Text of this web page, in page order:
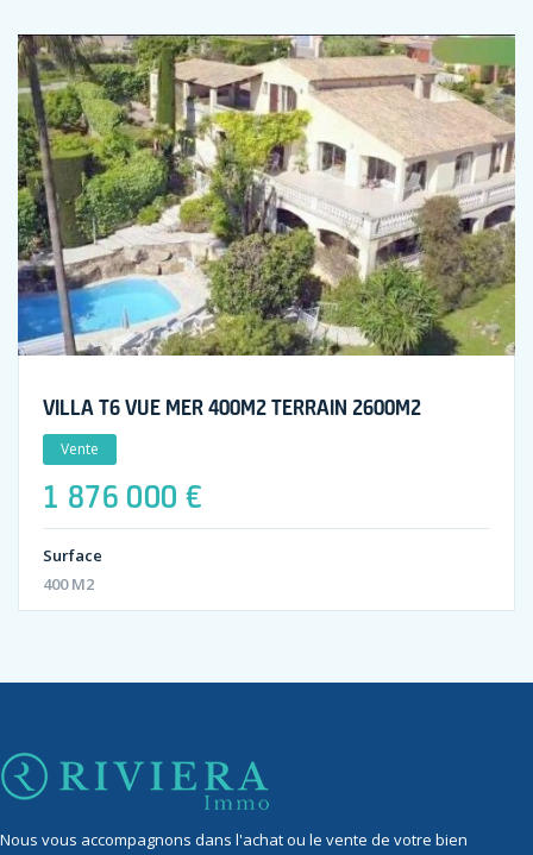
VILLA T6 VUE MER 400M2 TERRAIN 2600M2
Vente
1 876 000 €
Surface
400 M2
Nous vous accompagnons dans l'achat ou le vente de votre bien